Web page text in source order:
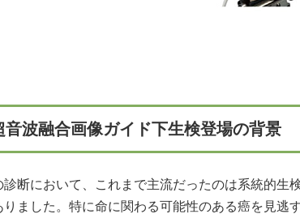
音波融合画像ガイド下生検登場の背景
診断において、これまで主流だったのは系統的生
りました。特に命に関わる可能性のある癌を見逃